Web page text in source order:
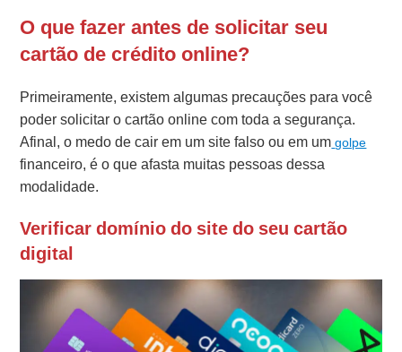
O que fazer antes de solicitar seu
cartão de crédito online?
Primeiramente, existem algumas precauções para você
poder solicitar o cartão online com toda a segurança.
Afinal, o medo de cair em um site falso ou em um golpe
financeiro, é o que afasta muitas pessoas dessa
modalidade.
Verificar domínio do site do seu cartão
digital